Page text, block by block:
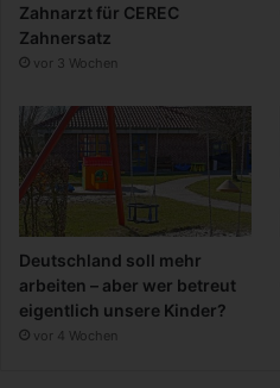
Zahnarzt für CEREC
Zahnersatz
vor 3 Wochen
Deutschland soll mehr
arbeiten – aber wer betreut
eigentlich unsere Kinder?
vor 4 Wochen